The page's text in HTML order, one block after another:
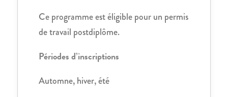
Ce programme est éligible pour un permis
de travail postdiplôme.
Périodes d’inscriptions
Automne, hiver, été